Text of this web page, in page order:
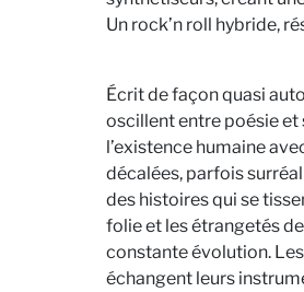
Un rock’n roll hybride,
Écrit de façon quasi
oscillent entre poésie et
l’existence humaine
décalées, parfois
des histoires qui se
folie et les étrangetés
constante évolution.
échangent leurs